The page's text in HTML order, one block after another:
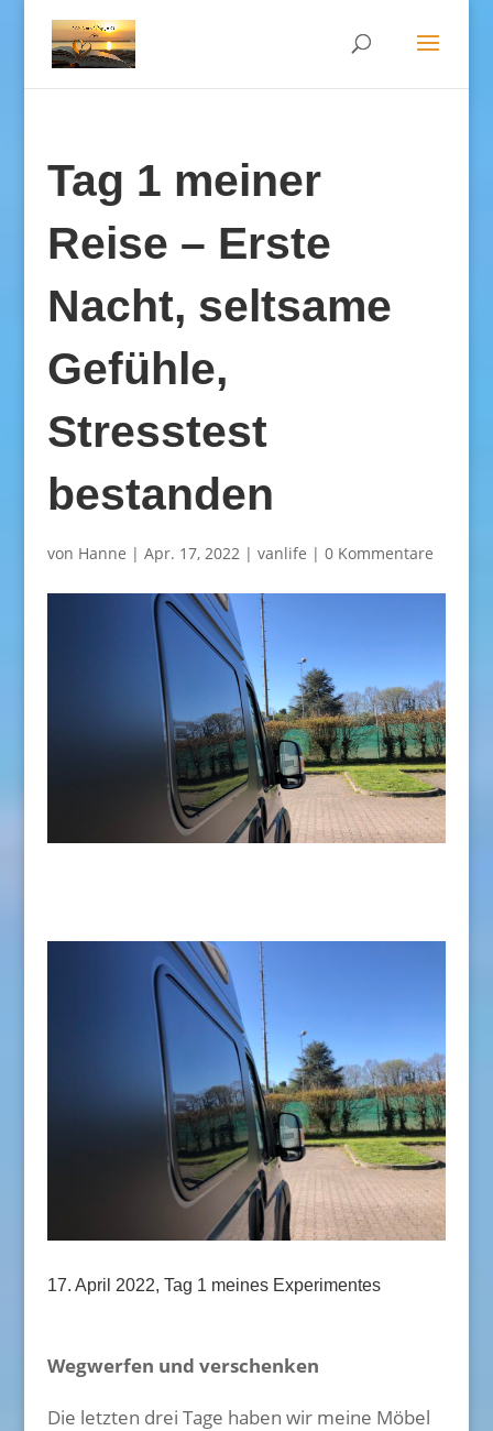
Tag 1 meiner
Reise – Erste
Nacht, seltsame
Gefühle,
Stresstest
bestanden
von Hanne | Apr. 17, 2022| vanlife | 0 Kommentare
17. April 2022, Tag 1 meines Experimentes
Wegwerfen und verschenken
Die letzten drei Tage haben wir meine Möbel